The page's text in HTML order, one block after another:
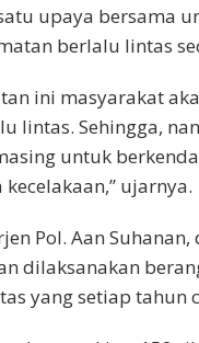
upaya bersama
berlalu lintas
ini masyarakat
lintas. Sehingga,
untuk
ujarnya.
Pol. Aan
dilaksanakan
yang setiap tahun